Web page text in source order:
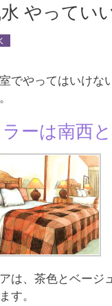
やってい
でやってはいけな
ーは南西
は、茶色とベージ
す。